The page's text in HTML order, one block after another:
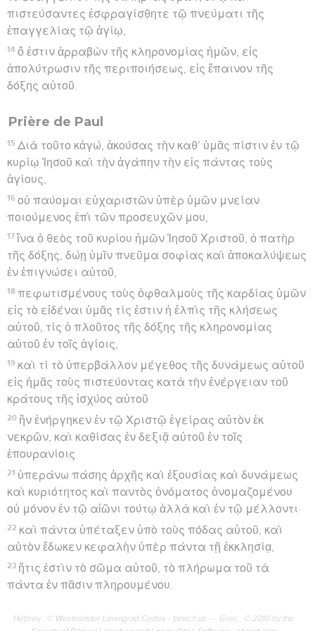
πιστεύσαντες ἐσφραγίσθητε τῷ πνεύματι τῆς
ἐπαγγελίας τῷ ἁγίῳ,
14 ὅ ἐστιν ἀρραβὼν τῆς κληρονομίας ἡμῶν, εἰς
ἀπολύτρωσιν τῆς περιποιήσεως, εἰς ἔπαινον τῆς
δόξης αὐτοῦ.
Prière de Paul
15 Διὰ τοῦτο κἀγώ, ἀκούσας τὴν καθ’ ὑμᾶς πίστιν ἐν τῷ
κυρίῳ Ἰησοῦ καὶ τὴν ἀγάπην τὴν εἰς πάντας τοὺς
ἁγίους,
16 οὐ παύομαι εὐχαριστῶν ὑπὲρ ὑμῶν μνείαν
ποιούμενος ἐπὶ τῶν προσευχῶν μου,
17 ἵνα ὁ θεὸς τοῦ κυρίου ἡμῶν Ἰησοῦ Χριστοῦ, ὁ πατὴρ
τῆς δόξης, δώῃ ὑμῖν πνεῦμα σοφίας καὶ ἀποκαλύψεως
ἐν ἐπιγνώσει αὐτοῦ,
18 πεφωτισμένους τοὺς ὀφθαλμοὺς τῆς καρδίας ὑμῶν
εἰς τὸ εἰδέναι ὑμᾶς τίς ἐστιν ἡ ἐλπὶς τῆς κλήσεως
αὐτοῦ, τίς ὁ πλοῦτος τῆς δόξης τῆς κληρονομίας
αὐτοῦ ἐν τοῖς ἁγίοις,
19 καὶ τί τὸ ὑπερβάλλον μέγεθος τῆς δυνάμεως αὐτοῦ
εἰς ἡμᾶς τοὺς πιστεύοντας κατὰ τὴν ἐνέργειαν τοῦ
κράτους τῆς ἰσχύος αὐτοῦ
20 ἣν ἐνήργηκεν ἐν τῷ Χριστῷ ἐγείρας αὐτὸν ἐκ
νεκρῶν, καὶ καθίσας ἐν δεξιᾷ αὐτοῦ ἐν τοῖς
ἐπουρανίοις
21 ὑπεράνω πάσης ἀρχῆς καὶ ἐξουσίας καὶ δυνάμεως
καὶ κυριότητος καὶ παντὸς ὀνόματος ὀνομαζομένου
οὐ μόνον ἐν τῷ αἰῶνι τούτῳ ἀλλὰ καὶ ἐν τῷ μέλλοντι·
22 καὶ πάντα ὑπέταξεν ὑπὸ τοὺς πόδας αὐτοῦ, καὶ
αὐτὸν ἔδωκεν κεφαλὴν ὑπὲρ πάντα τῇ ἐκκλησίᾳ,
23 ἥτις ἐστὶν τὸ σῶμα αὐτοῦ, τὸ πλήρωμα τοῦ τὰ
πάντα ἐν πᾶσιν πληρουμένου.
Hébreu : © Westminster Leningrad Codex - tanach.us --- Grec : © 2010 by the